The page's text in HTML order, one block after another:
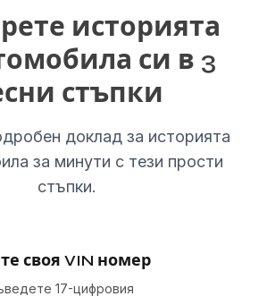
историята
си в 3
стъпки
доклад за историята
за минути с тези прости
стъпки.
своя VIN номер
17-цифровия